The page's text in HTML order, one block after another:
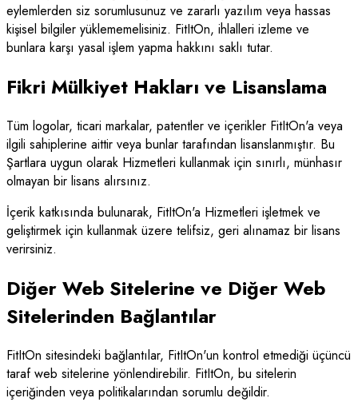
eylemlerden siz sorumlusunuz ve zararlı yazılım veya hassas
kişisel bilgiler yüklememelisiniz. FitItOn, ihlalleri izleme ve
bunlara karşı yasal işlem yapma hakkını saklı tutar.
Fikri Mülkiyet Hakları ve Lisanslama
Tüm logolar, ticari markalar, patentler ve içerikler FitItOn'a veya
ilgili sahiplerine aittir veya bunlar tarafından lisanslanmıştır. Bu
Şartlara uygun olarak Hizmetleri kullanmak için sınırlı, münhasır
olmayan bir lisans alırsınız.
İçerik katkısında bulunarak, FitItOn'a Hizmetleri işletmek ve
geliştirmek için kullanmak üzere telifsiz, geri alınamaz bir lisans
verirsiniz.
Diğer Web Sitelerine ve Diğer Web
Sitelerinden Bağlantılar
FitItOn sitesindeki bağlantılar, FitItOn'un kontrol etmediği üçüncü
taraf web sitelerine yönlendirebilir. FitItOn, bu sitelerin
içeriğinden veya politikalarından sorumlu değildir.